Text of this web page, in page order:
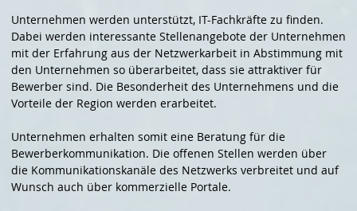
Unternehmen werden unterstützt, IT-Fachkräfte zu finden.
Dabei werden interessante Stellenangebote der Unternehmen
mit der Erfahrung aus der Netzwerkarbeit in Abstimmung mit
den Unternehmen so überarbeitet, dass sie attraktiver für
Bewerber sind. Die Besonderheit des Unternehmens und die
Vorteile der Region werden erarbeitet.
Unternehmen erhalten somit eine Beratung für die
Bewerberkommunikation. Die offenen Stellen werden über
die Kommunikationskanäle des Netzwerks verbreitet und auf
Wunsch auch über kommerzielle Portale.